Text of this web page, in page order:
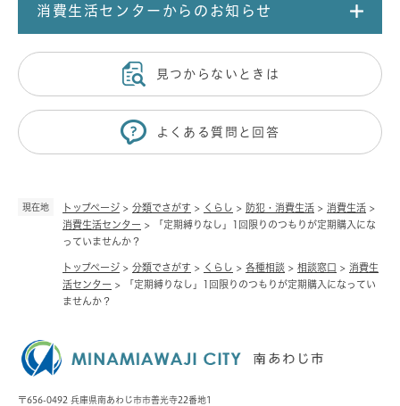
現在地 トップページ > 分類でさがす > くらし > 防犯・消費生活 > 消費生活 >
消費生活センター >
「定期縛りなし」1回限りのつもりが定期購入にな
っていませんか？
トップページ > 分類でさがす > くらし > 各種相談 > 相談窓口 > 消費生
活センター >
「定期縛りなし」1回限りのつもりが定期購入になってい
ませんか？
消費生活センターからのお知らせ
見つからないときは
よくある質問と回答
〒656-0492 兵庫県南あわじ市市善光寺22番地1